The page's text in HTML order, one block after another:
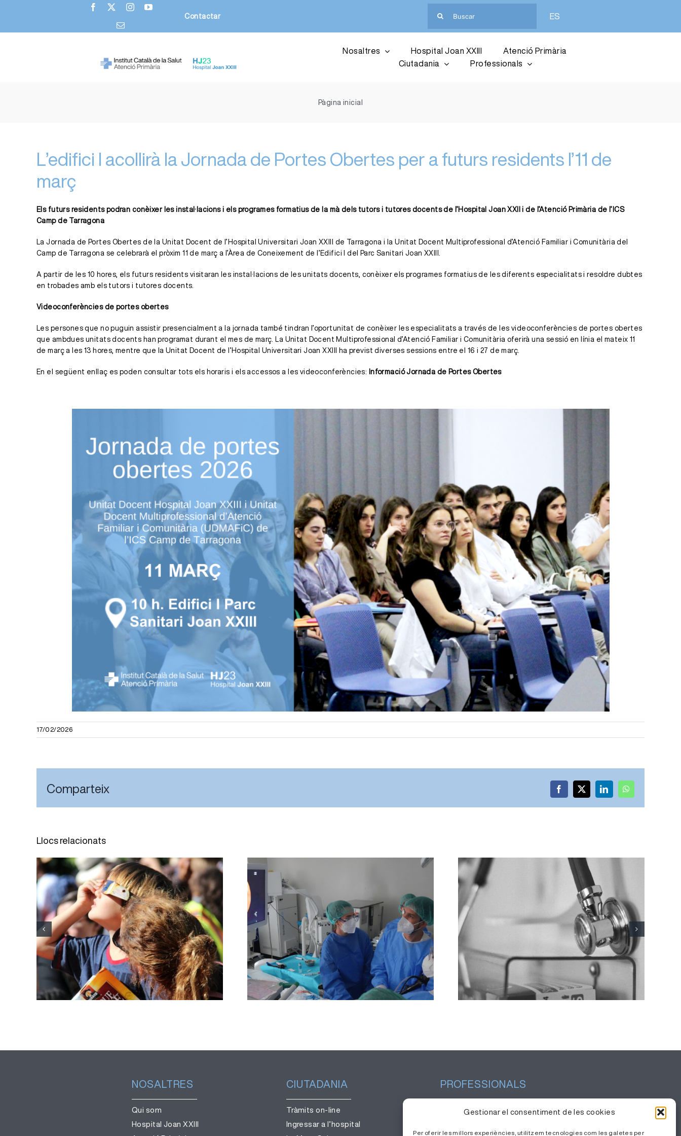
Gestionar el consentiment de les cookies
Per oferir les millors experiències, utilitzem tecnologies com les galetes per
Contactar ES
Nosaltres Hospital Joan XXIII
Atenció Primària
Ciutadania
Professionals
Pàgina inicial
L’edifici I acollirà la Jornada de Portes Obertes per a futurs residents l’11 de
març
Els futurs residents podran conèixer les instal·lacions i els programes formatius de la mà dels tutors i tutores docents de l’Hospital Joan XXII i de l’Atenció Primària de l’ICS
Camp de Tarragona
La Jornada de Portes Obertes de la Unitat Docent de l’Hospital Universitari Joan XXIII de Tarragona i la Unitat Docent Multiprofessional d’Atenció Familiar i Comunitària del
Camp de Tarragona se celebrarà el pròxim 11 de març a l’Àrea de Coneixement de l’Edifici I del Parc Sanitari Joan XXIII.
A partir de les 10 hores, els futurs residents visitaran les instal·lacions de les unitats docents, conèixer els programes formatius de les diferents especialitats i resoldre dubtes
en trobades amb els tutors i tutores docents.
Videoconferències de portes obertes
Les persones que no puguin assistir presencialment a la jornada també tindran l’oportunitat de conèixer les especialitats a través de les videoconferències de portes obertes
que ambdues unitats docents han programat durant el mes de març. La Unitat Docent Multiprofessional d’Atenció Familiar i Comunitària oferirà una sessió en línia el mateix 11
de març a les 13 hores, mentre que la Unitat Docent de l’Hospital Universitari Joan XXIII ha previst diverses sessions entre el 16 i 27 de març.
En el següent enllaç es poden consultar tots els horaris i els accessos a les videoconferències: Informació Jornada de Portes Obertes
17/02/2026
Comparteix Facebook
X LinkedInWhatsApp
Llocs relacionats
El Servei d’Oftalmologia de
l’Hospital Joan XXIII reforça la
divulgació per una observació
segura de l’eclipsi
L’Hospital Joan XXIII
incorpora una tècnica per
obtenir mostres de teixit
pulmonar sense necessitat de
cirurgia
L’Hospital Joan XXIII fa
seguiment d’un centenar de
pacients amb Sjögren primari
NOSALTRES
Qui som
Hospital Joan XXIII
CIUTADANIA
Tràmits on-line
Ingressar a l’hospital
PROFESSIONALS
Gestió del coneixement